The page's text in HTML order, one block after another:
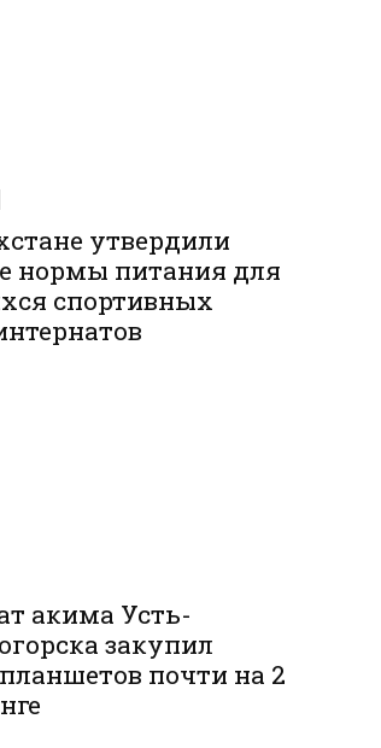
утвердили
нормы питания для
спортивных
акима Усть-
закупил
почти на 2